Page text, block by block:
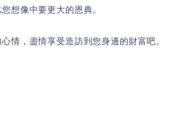
想像中要更大的恩典。
情，盡情享受造訪到您身邊的財富吧。